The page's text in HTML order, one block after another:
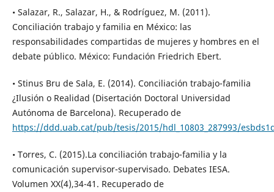
• Salazar, R., Salazar, H., & Rodríguez, M. (2011).
Conciliación trabajo y familia en México: las
responsabilidades compartidas de mujeres y hombres en el
debate público. México: Fundación Friedrich Ebert.
• Stinus Bru de Sala, E. (2014). Conciliación trabajo-familia
¿Ilusión o Realidad (Disertación Doctoral Universidad
Autónoma de Barcelona). Recuperado de
https://ddd.uab.cat/pub/tesis/2015/hdl_10803_287993/
• Torres, C. (2015).La conciliación trabajo-familia y la
comunicación supervisor-supervisado. Debates IESA.
Volumen XX(4),34-41. Recuperado de